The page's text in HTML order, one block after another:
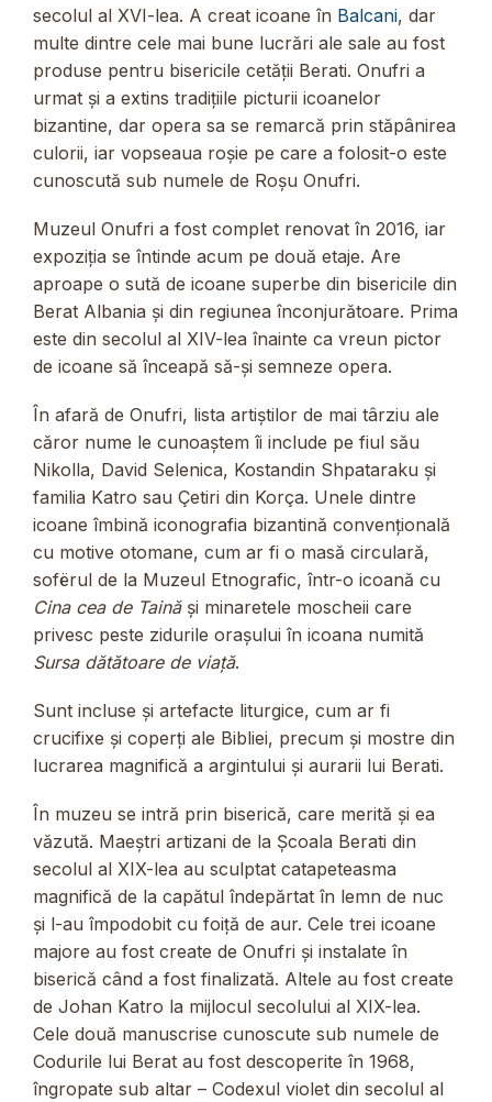
secolul al XVI-lea. A creat icoane în Balcani, dar
multe dintre cele mai bune lucrări ale sale au fost
produse pentru bisericile cetății Berati. Onufri a
urmat și a extins tradițiile picturii icoanelor
bizantine, dar opera sa se remarcă prin stăpânirea
culorii, iar vopseaua roșie pe care a folosit-o este
cunoscută sub numele de Roșu Onufri.
Muzeul Onufri a fost complet renovat în 2016, iar
expoziția se întinde acum pe două etaje. Are
aproape o sută de icoane superbe din bisericile din
Berat Albania și din regiunea înconjurătoare. Prima
este din secolul al XIV-lea înainte ca vreun pictor
de icoane să înceapă să-și semneze opera.
În afară de Onufri, lista artiștilor de mai târziu ale
căror nume le cunoaștem îi include pe fiul său
Nikolla, David Selenica, Kostandin Shpataraku și
familia Katro sau Çetiri din Korça. Unele dintre
icoane îmbină iconografia bizantină convențională
cu motive otomane, cum ar fi o masă circulară,
sofërul de la Muzeul Etnografic, într-o icoană cu
Cina cea de Taină și minaretele moscheii care
privesc peste zidurile orașului în icoana numită
Sursa dătătoare de viață.
Sunt incluse și artefacte liturgice, cum ar fi
crucifixe și coperți ale Bibliei, precum și mostre din
lucrarea magnifică a argintului și aurarii lui Berati.
În muzeu se intră prin biserică, care merită și ea
văzută. Maeștri artizani de la Școala Berati din
secolul al XIX-lea au sculptat catapeteasma
magnifică de la capătul îndepărtat în lemn de nuc
și l-au împodobit cu foiță de aur. Cele trei icoane
majore au fost create de Onufri și instalate în
biserică când a fost finalizată. Altele au fost create
de Johan Katro la mijlocul secolului al XIX-lea.
Cele două manuscrise cunoscute sub numele de
Codurile lui Berat au fost descoperite în 1968,
îngropate sub altar – Codexul violet din secolul al